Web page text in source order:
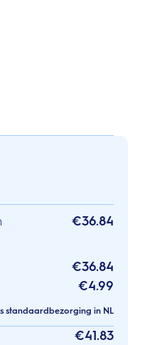
€36.84
€36.84
€4.99
standaardbezorging in NL
€41.83